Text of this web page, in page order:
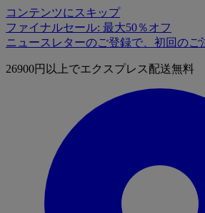
コンテンツにスキップ
ファイナルセール: 最大50％オフ
ニュースレターのご登録で、初回のご
26900円以上でエクスプレス配送無料